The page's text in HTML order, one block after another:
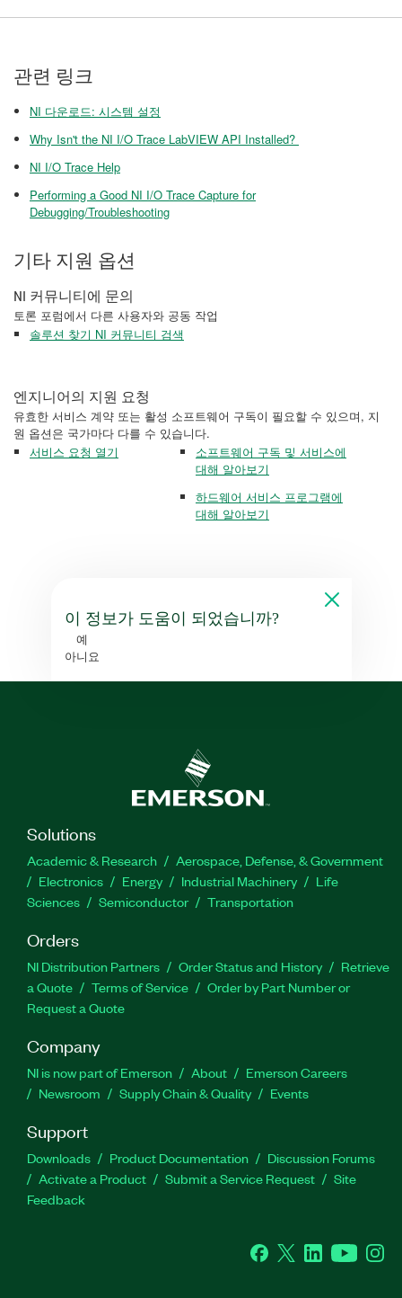
관련 링크
NI 다운로드: 시스템 설정
Why Isn't the NI I/O Trace LabVIEW API Installed?
NI I/O Trace Help
Performing a Good NI I/O Trace Capture for
Debugging/Troubleshooting
기타 지원 옵션
NI 커뮤니티에 문의
토론 포럼에서 다른 사용자와 공동 작업
솔루션 찾기 NI 커뮤니티 검색
엔지니어의 지원 요청
유효한 서비스 계약 또는 활성 소프트웨어 구독이 필요할 수 있으며, 지
원 옵션은 국가마다 다를 수 있습니다.
서비스 요청 열기
소프트웨어 구독 및 서비스에
대해 알아보기
하드웨어 서비스 프로그램에
대해 알아보기
이 정보가 도움이 되었습니까?
예
아니요
Solutions
Academic & Research
Aerospace, Defense, & Government
Electronics
Energy Industrial Machinery
Life
Sciences
Semiconductor Transportation
Orders
NI Distribution Partners Order Status and History
Retrieve
a Quote
Terms of Service
Order by Part Number or
Request a Quote
Company
NI is now part of Emerson About
Emerson Careers
Newsroom
Supply Chain & Quality Events
Support
Downloads Product Documentation
Discussion Forums
Activate a Product
Submit a Service Request
Site
Feedback
Facebook
Twitter LinkedInYouTube